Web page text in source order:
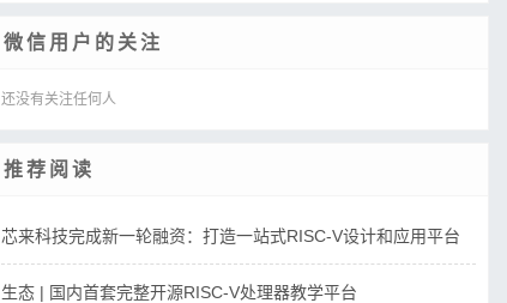
微信用户的关注
还没有关注任何人
推荐阅读
芯来科技完成新一轮融资：打造一站式RISC-V设计和应用平台
生态 | 国内首套完整开源RISC-V处理器教学平台